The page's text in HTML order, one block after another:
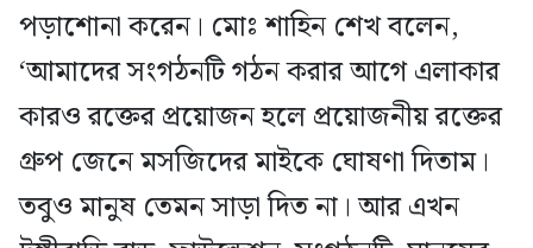
পড়াশোনা করেন। মোঃ শাহিন শেখ বলেন,
‘আমাদের সংগঠনটি গঠন করার আগে এলাকার
কারও রক্তের প্রয়োজন হলে প্রয়োজনীয় রক্তের
গ্রুপ জেনে মসজিদের মাইকে ঘোষণা দিতাম।
তবুও মানুষ তেমন সাড়া দিত না। আর এখন